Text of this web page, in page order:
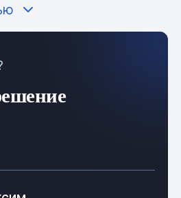
содержание меди достигает
в различные
Температура плавления:
поэтому бруски